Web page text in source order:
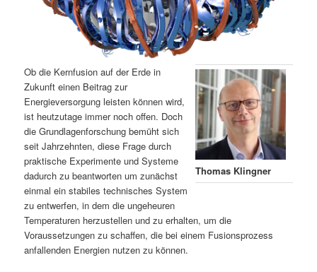
h
a
l
t
s
p
I
n
h
a
l
t
Thomas Klingner
Ob die Kernfusion auf der Erde in
Zukunft einen Beitrag zur
Energieversorgung leisten können wird,
ist heutzutage immer noch offen. Doch
die Grundlagenforschung bemüht sich
seit Jahrzehnten, diese Frage durch
praktische Experimente und Systeme
dadurch zu beantworten um zunächst
einmal ein stabiles technisches System
zu entwerfen, in dem die ungeheuren
Temperaturen herzustellen und zu erhalten, um die
Voraussetzungen zu schaffen, die bei einem Fusionsprozess
anfallenden Energien nutzen zu können.